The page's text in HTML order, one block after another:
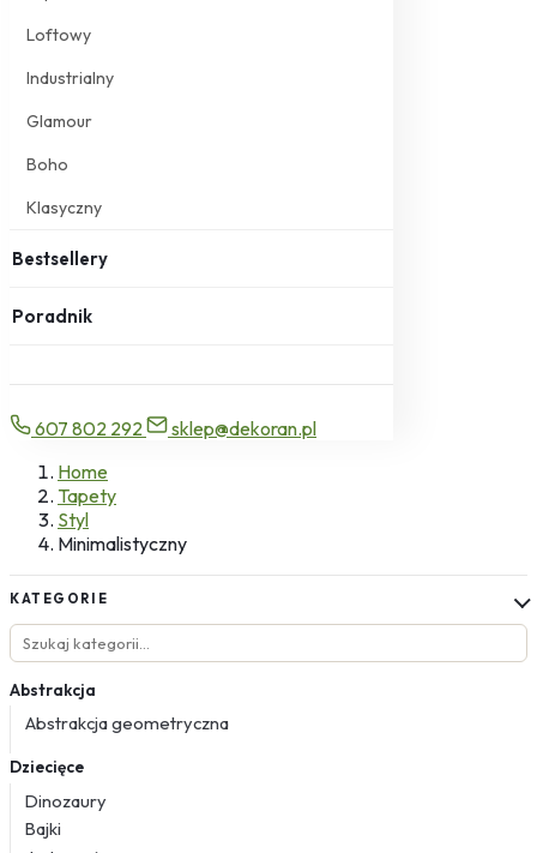
Loftowy
Industrialny
Glamour
Boho
Klasyczny
Bestsellery
Poradnik
607 802 292
sklep@dekoran.pl
Home
Tapety
Styl
Minimalistyczny
KATEGORIE
Abstrakcja
Abstrakcja geometryczna
Dziecięce
Dinozaury
Bajki